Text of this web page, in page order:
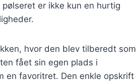
er ikke kun en hurtig
hvor den blev tilberedt som
fået sin egen plads i
en favoritret. Den enkle opskrift